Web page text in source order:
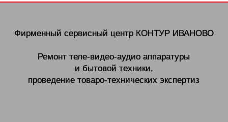
Фирменный сервисный центр КОНТУР ИВАНОВО
Ремонт теле-видео-аудио аппаратуры
и бытовой техники,
проведение товаро-технических экспертиз